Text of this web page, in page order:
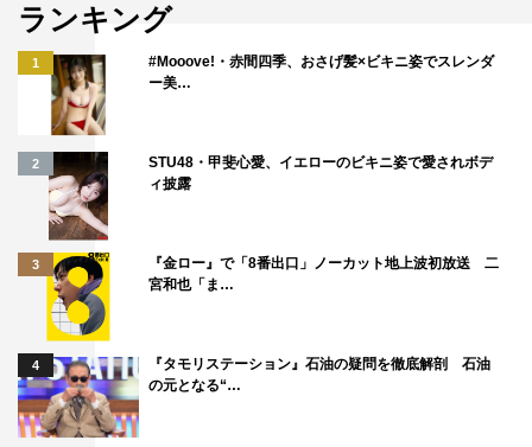
©NHK
どうする家康
溝端淳平
ランキング
1
#Mooove!・赤間四季、おさげ髪×ビキニ姿でスレンダ
ー美…
2
STU48・甲斐心愛、イエローのビキニ姿で愛されボデ
ィ披露
3
『金ロー』で「8番出口」ノーカット地上波初放送 二
宮和也「ま…
4
『タモリステーション』石油の疑問を徹底解剖 石油
の元となる“…